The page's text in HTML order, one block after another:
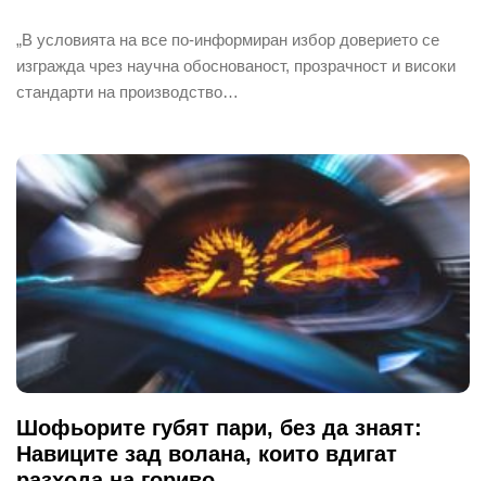
„В условията на все по-информиран избор доверието се
изгражда чрез научна обоснованост, прозрачност и високи
стандарти на производство…
Шофьорите губят пари, без да знаят:
Навиците зад волана, които вдигат